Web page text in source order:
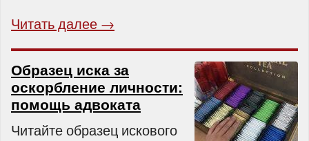
Читать далее →
Образец иска за
оскорбление личности:
помощь адвоката
Читайте образец искового